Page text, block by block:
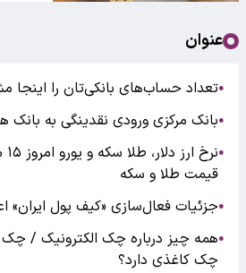
عنوان
●تعداد حساب‌های بانکی‌تان را اینجا
●بانک مرکزی ورودی نقدینگی به بانک
●
قیمت طلا و سکه
●جزئیات فعال‌سازی «کیف پول ایران»
●همه چیز درباره چک الکترونیک / چک
چک کاغذی دارد؟